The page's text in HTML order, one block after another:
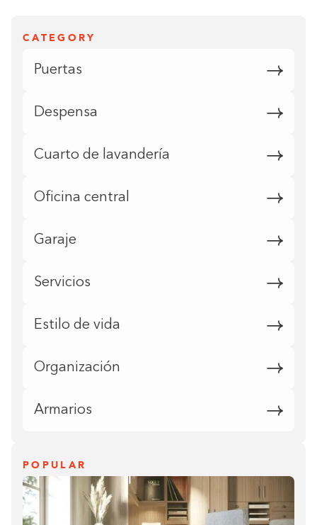
CATEGORY
Puertas
Despensa
Cuarto de lavandería
Oficina central
Garaje
Servicios
Estilo de vida
Organización
Armarios
POPULAR
Construyendo el
0%